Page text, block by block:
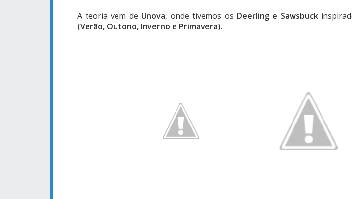
A teoria vem de Unova, onde tivemos os Deerling e Sawsbuck
(Verão, Outono, Inverno e Primavera).